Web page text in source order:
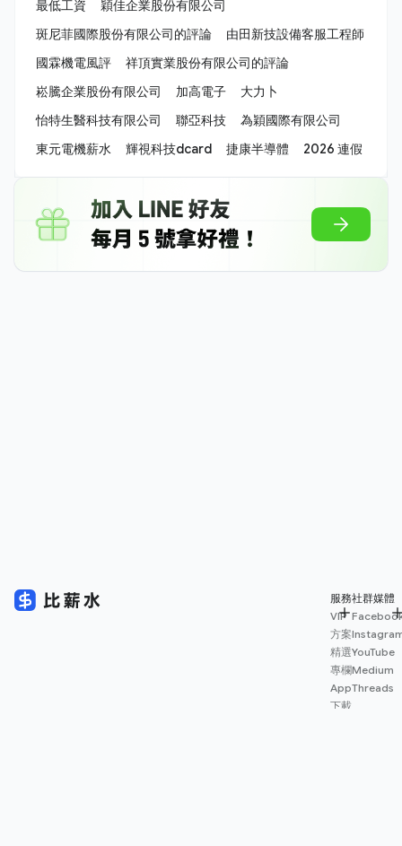
最低工資
穎佳企業股份有限公司
斑尼菲國際股份有限公司的評論
由田新技設備客服工程師
國霖機電風評
祥頂實業股份有限公司的評論
崧騰企業股份有限公司
加高電子
大力卜
怡特生醫科技有限公司
聯亞科技
為穎國際有限公司
東元電機薪水
輝視科技dcard 捷康半導體 2026 連假
服務
VIP
方案
精選
專欄
App
下載
社群媒體
YouTube
Medium
Threads